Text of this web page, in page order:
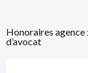
Honoraires agence
d’avocat